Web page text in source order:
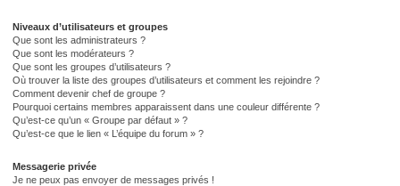
Niveaux d’utilisateurs et groupes
Que sont les administrateurs ?
Que sont les modérateurs ?
Que sont les groupes d’utilisateurs ?
Où trouver la liste des groupes d’utilisateurs et comment les rejoindre ?
Comment devenir chef de groupe ?
Pourquoi certains membres apparaissent dans une couleur différente ?
Qu’est-ce qu’un « Groupe par défaut » ?
Qu’est-ce que le lien « L’équipe du forum » ?
Messagerie privée
Je ne peux pas envoyer de messages privés !